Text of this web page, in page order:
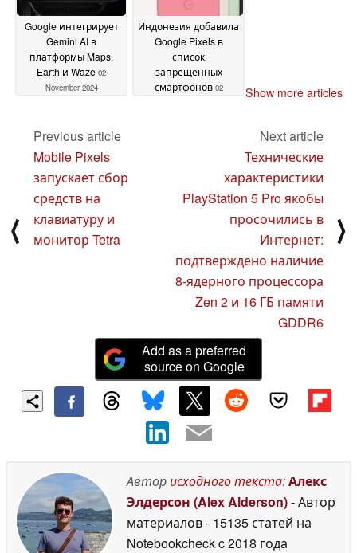
Google интегрирует
Gemini AI в
платформы Maps,
Earth и Waze 02
November 2024
Индонезия добавила
Google Pixels в
список
запрещенных
смартфонов 02
Show more articles
⟨
Previous article
Mobile Pixels
запускает сбор
средств на
клавиатуру и
монитор Tetra
Next article
Технические
характеристики
PlayStation 5 Pro якобы
просочились в
Интернет:
подтверждено наличие
8-ядерного процессора
Zen 2 и 16 ГБ памяти
GDDR6
⟩
Add as a preferred
source on Google
Авторисходного текста:Алекс
Элдерсон (Alex Alderson)- Автор
материалов- 15135 статей на
Notebookcheckc 2018 года